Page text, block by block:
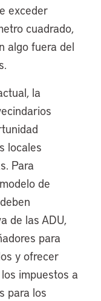
exceder
cuadrado,
algo fuera del
la
locales
Para
de
de las ADU,
para
y ofrecer
impuestos a
para los